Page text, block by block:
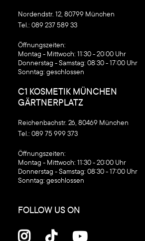
Nordendstr. 12, 80799 München
Tel.: 089 237 589 33
‍Öffnungszeiten:
Montag - Mittwoch: 11:30 - 20:00 Uhr
Donnerstag - Samstag: 08:30 - 17:00 Uhr
Sonntag: geschlossen
C1 KOSMETIK MÜNCHEN
GÄRTNERPLATZ
Reichenbachstr. 26, 80469 München
Tel.: 089 75 999 373
‍Öffnungszeiten:
Montag - Mittwoch: 11:30 - 20:00 Uhr
Donnerstag - Samstag: 08:30 - 17:00 Uhr
Sonntag: geschlossen
FOLLOW US ON
  